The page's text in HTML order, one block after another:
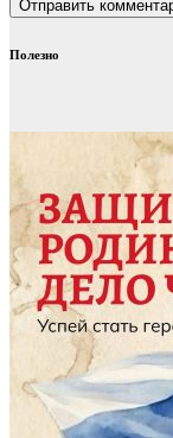
Полезно